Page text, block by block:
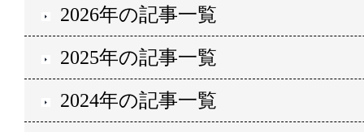
2026年の記事一覧
2025年の記事一覧
2024年の記事一覧